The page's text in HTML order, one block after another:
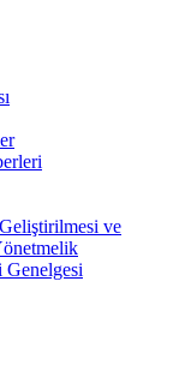
ve
Genelgesi